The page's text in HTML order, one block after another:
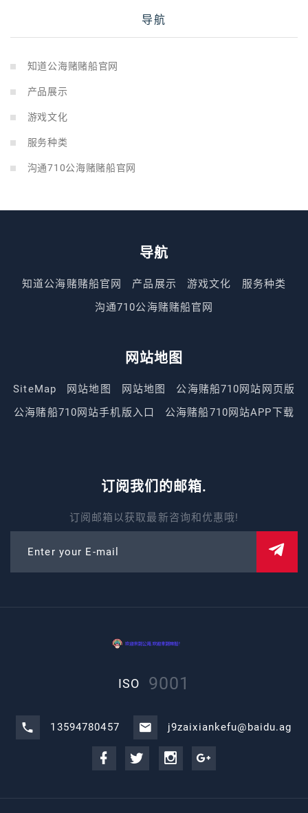
导航
知道公海赌赌船官网
产品展示
游戏文化
服务种类
沟通710公海赌赌船官网
导航
知道公海赌赌船官网 产品展示 游戏文化
服务种类
沟通710公海赌赌船官网
网站地图
SiteMap 网站地图 网站地图
公海赌船710网站网页版
公海赌船710网站手机版入口
公海赌船710网站APP下载
订阅我们的邮箱.
订阅邮箱以获取最新咨询和优惠哦!
Enter your E-mail
ISO 9001
13594780457 j9zaixiankefu@baidu.ag